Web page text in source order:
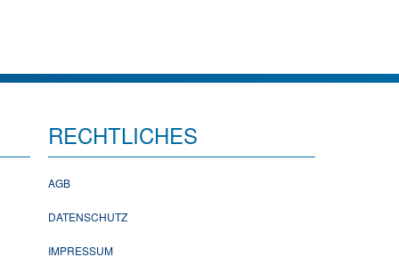
RECHTLICHES
AGB
DATENSCHUTZ
IMPRESSUM